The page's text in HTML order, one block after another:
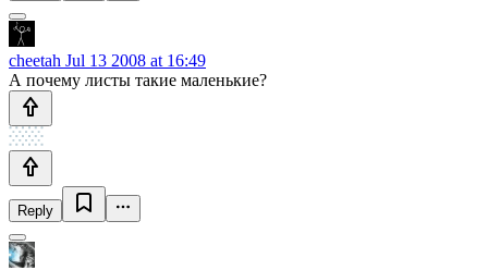
cheetah Jul 13 2008 at 16:49
А почему листы такие маленькие?
Reply